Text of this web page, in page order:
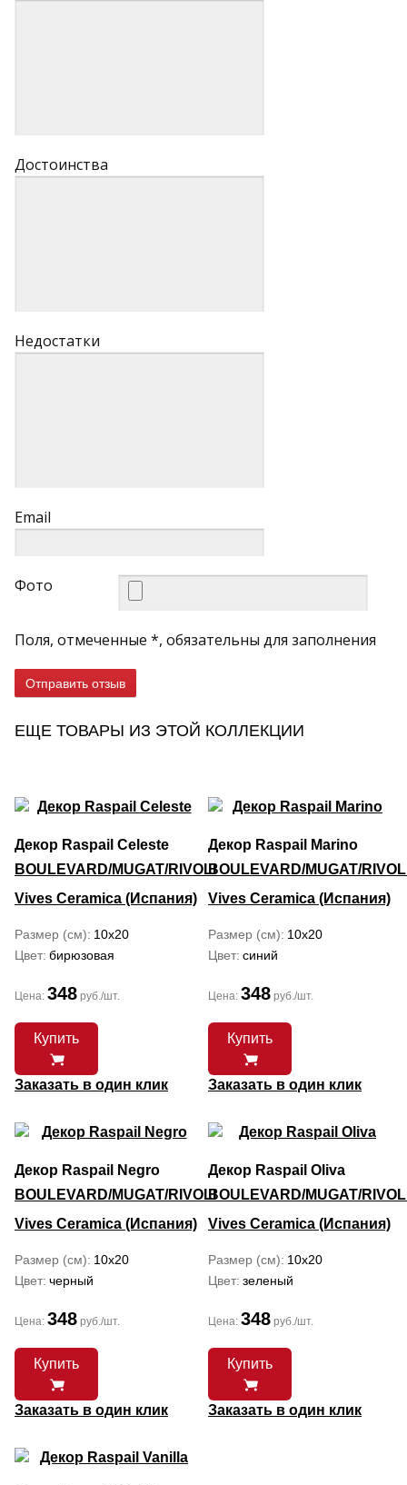
Достоинства
Недостатки
Email
Фото
Поля, отмеченные *, обязательны для заполнения
Отправить отзыв
ЕЩЕ ТОВАРЫ ИЗ ЭТОЙ КОЛЛЕКЦИИ
Декор Raspail Celeste
BOULEVARD/MUGAT/RIVOLI
Vives Ceramica (Испания)
Размер (см) 10x20
Цвет бирюзовая
Цена: 348 руб./шт.
Купить
Заказать в один клик
Декор Raspail Marino
BOULEVARD/MUGAT/
Vives Ceramica (Испания)
Размер (см) 10x20
Цвет синий
Цена: 348 руб./шт.
Купить
Заказать в один клик
Декор Raspail Negro
BOULEVARD/MUGAT/RIVOLI
Vives Ceramica (Испания)
Размер (см) 10x20
Цвет черный
Цена: 348 руб./шт.
Купить
Заказать в один клик
Декор Raspail Oliva
BOULEVARD/MUGAT/
Vives Ceramica (Испания)
Размер (см) 10x20
Цвет зеленый
Цена: 348 руб./шт.
Купить
Заказать в один клик